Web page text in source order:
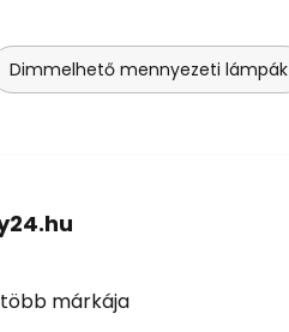
Dimmelhető mennyezeti lámpák
márkája